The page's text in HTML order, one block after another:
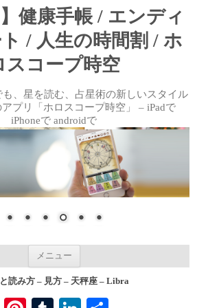
】健康手帳 / エンディ
/ 人生の時間割 / ホ
スコープ時空
、星を読む、占星術の新しいスタイル
プリ「ホロスコープ時空」 – iPadで
iPhoneで androidで
メニュー
読み方 – 見方 – 天秤座 – Libra